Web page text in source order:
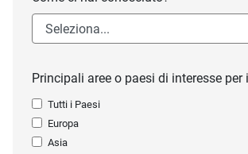
Principali aree o paesi di interesse
Tutti i Paesi
Europa
Asia